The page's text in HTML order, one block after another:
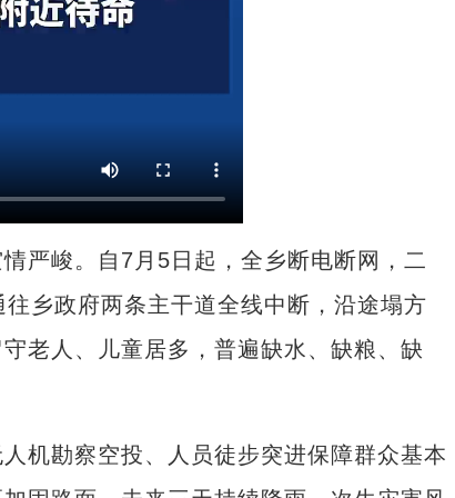
峻。自7月5日起，全乡断电断网，二
乡政府两条主干道全线中断，沿途塌方
老人、儿童居多，普遍缺水、缺粮、缺
勘察空投、人员徒步突进保障群众基本